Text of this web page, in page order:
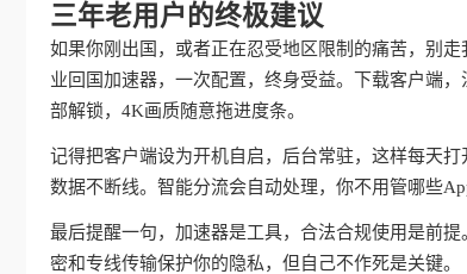
三年老用户的终极建议
如果你刚出国，或者正在忍受地区限制的痛苦，别
业回国加速器，一次配置，终身受益。下载客户端
部解锁，4K画质随意拖进度条。
记得把客户端设为开机自启，后台常驻，这样每天
数据不断线。智能分流会自动处理，你不用管哪些
最后提醒一句，加速器是工具，合法合规使用是前
密和专线传输保护你的隐私，但自己不作死是关键。